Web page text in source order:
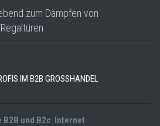
zum Dämpfen von
IM B2B GROSSHANDEL
B2B und B2c Internet